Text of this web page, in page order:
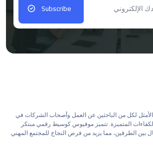
Subscribe
لكل من الباحثين عن العمل وأصحاب الشركات في
المتميزة. تتميز موفيوس كوسيط رقمي مبتكر
بين الطرفين، مما يزيد من فرص النجاح للمجتمع المهني